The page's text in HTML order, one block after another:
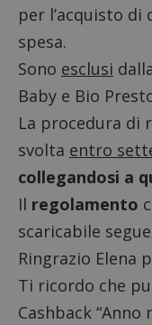
per l’acquisto
spesa.
Sono esclusi
Baby e Bio
La procedura di
svolta entro
collegandosi a
Il regolamento
scaricabile
Ringrazio Elena
Ti ricordo che
Cashback “Anno